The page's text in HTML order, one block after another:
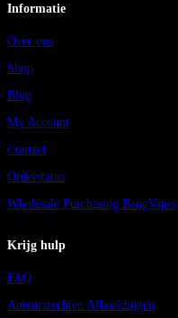
Informatie
Over ons
Shop
Blog
My Account
Contact
Orderstatus
Wholesale Purchasing BangVapes
Krijg hulp
FAQ
Auteursrechten Afbeeldingen